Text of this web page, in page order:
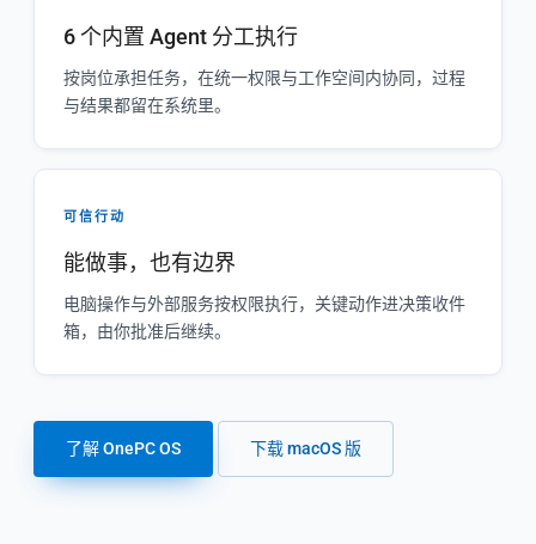
6 个内置 Agent 分工执行
按岗位承担任务，在统一权限与工作空间内协同，过程
与结果都留在系统里。
可信行动
能做事，也有边界
电脑操作与外部服务按权限执行，关键动作进决策收件
箱，由你批准后继续。
了解 OnePC OS 下载 macOS 版